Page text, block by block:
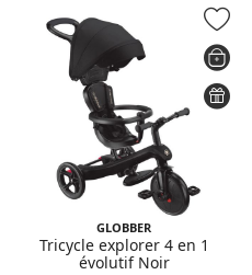
GLOBBER
Tricycle explorer 4 en 1
évolutif Noir